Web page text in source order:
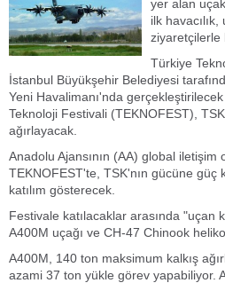
yer alan
ilk
ziyaretçilerle
Türkiye
İstanbul Büyükşehir Belediyesi
Yeni Havalimanı'nda
Teknoloji Festivali (TEKNOFEST),
ağırlayacak.
Anadolu Ajansının (AA) global iletişim
TEKNOFEST'te, TSK'nın gücüne güç
katılım gösterecek.
Festivale katılacaklar arasında "uçan
A400M uçağı ve CH-47 Chinook
A400M, 140 ton maksimum kalkış
azami 37 ton yükle görev yapabiliyor.